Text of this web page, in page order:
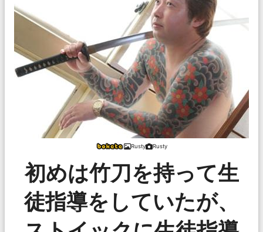
Rusty Rusty
初めは竹刀を持って生
徒指導をしていたが、